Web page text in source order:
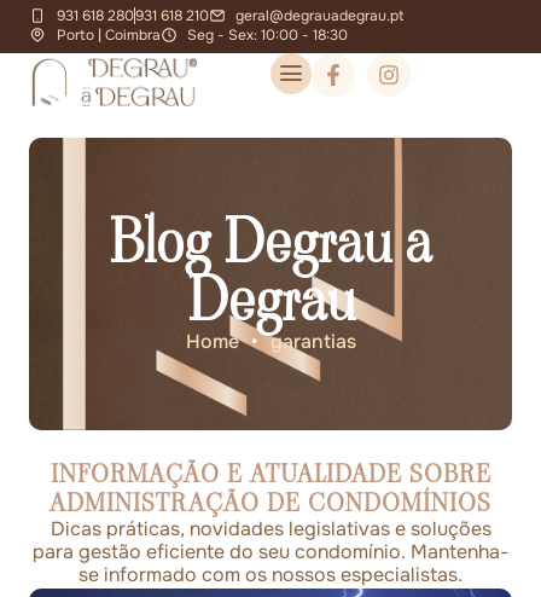
931 618 280931 618 210
geral@degrauadegrau.pt
Porto | Coimbra
Seg - Sex: 10:00 - 18:30
Blog Degrau a
Degrau
Home • garantias
INFORMAÇÃO E ATUALIDADE SOBRE
ADMINISTRAÇÃO DE CONDOMÍNIOS
Dicas práticas, novidades legislativas e soluções
para gestão eficiente do seu condomínio. Mantenha-
se informado com os nossos especialistas.